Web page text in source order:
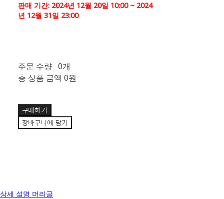
판매 기간: 2024년 12월 20일 10:00 ~ 2024
년 12월 31일 23:00
주문 수량 0개
총 상품 금액 0원
구매하기
장바구니에 담기
상세 설명 머리글